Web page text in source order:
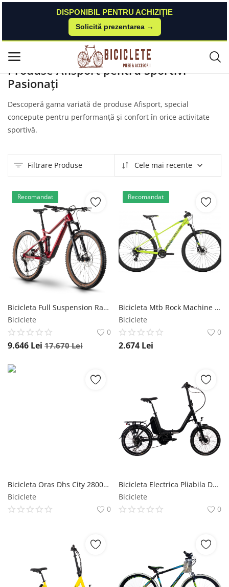
DISPONIBIL PENTRU ACHIZIȚIE
Solicită prezentarea →
Meniu principal
Categorii
Acasă
Contact
Autentificare
Înregistrare
Produse Afisport pentru Sportivi
Pasionați
Descoperă gama variată de produse Afisport, special
concepute pentru performanță și confort în orice activitate
sportivă.
Filtrare Produse Cele mai recente
Recomandat
Bicicleta Full Suspension Raymon FullRay 150 9.0 - 29 Inch, L, Rosu-Alb Raymon
Biciclete
0
9.646 Lei 17.670Lei
Recomandat
Bicicleta Mtb Rock Machine Manhattan 40-29 - 29 Inch, L, Galben Neon-Albastru, Reambalat Rock Machine
Biciclete
0
2.674 Lei
Bicicleta Oras Dhs City 28001 - 28 Inch, L, Negru DHS
Biciclete
0
Bicicleta Electrica Pliabila Devron 20126 - 20 Inch, M, Negru Devron
Biciclete
0